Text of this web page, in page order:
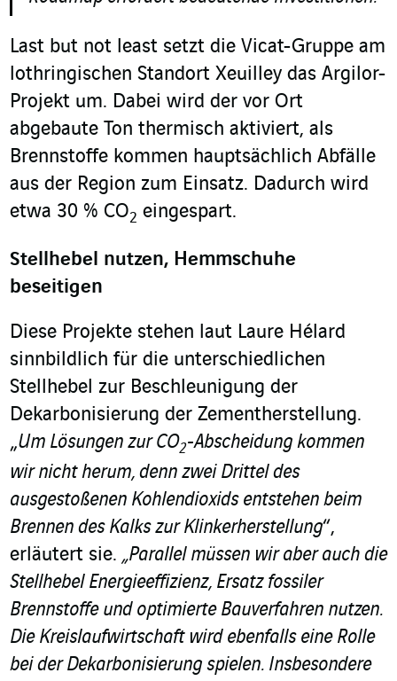
Last but not least setzt die Vicat-Gruppe am
lothringischen Standort Xeuilley das Argilor-
Projekt um. Dabei wird der vor Ort
abgebaute Ton thermisch aktiviert, als
Brennstoffe kommen hauptsächlich Abfälle
aus der Region zum Einsatz. Dadurch wird
etwa 30 % CO2 eingespart.
Stellhebel nutzen, Hemmschuhe
beseitigen
Diese Projekte stehen laut Laure Hélard
sinnbildlich für die unterschiedlichen
Stellhebel zur Beschleunigung der
Dekarbonisierung der Zementherstellung.
„Um Lösungen zur CO2-Abscheidung kommen
wir nicht herum, denn zwei Drittel des
ausgestoßenen Kohlendioxids entstehen beim
Brennen des Kalks zur Klinkerherstellung“,
erläutert sie. „Parallel müssen wir aber auch die
Stellhebel Energieeffizienz, Ersatz fossiler
Brennstoffe und optimierte Bauverfahren nutzen.
Die Kreislaufwirtschaft wird ebenfalls eine Rolle
bei der Dekarbonisierung spielen. Insbesondere